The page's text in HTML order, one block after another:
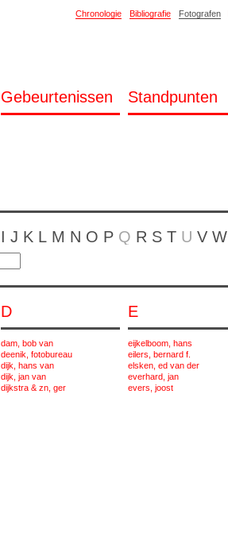
Chronologie Bibliografie Fotografen
Gebeurtenissen Standpunten
I J K L M N O P Q R S T U V W
D
dam, bob van
deenik, fotobureau
dijk, hans van
dijk, jan van
dijkstra & zn, ger
E
eijkelboom, hans
eilers, bernard f.
elsken, ed van der
everhard, jan
evers, joost